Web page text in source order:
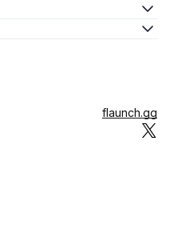
flaunch.gg